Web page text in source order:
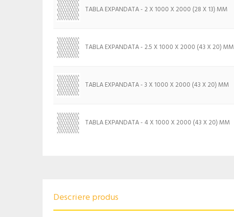
TABLA EXPANDATA - 2 X 1000 X 2000 (28 X 13) MM
TABLA EXPANDATA - 2.5 X 1000 X 2000 (43 X 20) MM
TABLA EXPANDATA - 3 X 1000 X 2000 (43 X 20) MM
TABLA EXPANDATA - 4 X 1000 X 2000 (43 X 20) MM
Descriere produs